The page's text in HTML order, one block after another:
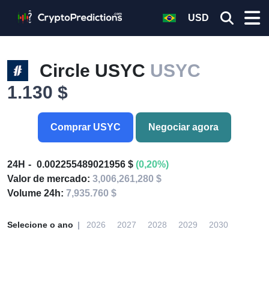
USD
Circle USYC USYC
1.130 $
Comprar USYC Negociar agora
24H 0.002255489021956 $ (0,20%)
Valor de mercado: 3,006,261,280 $
Volume 24h: 7,935.760 $
Selecione o ano 2026 2027 2028 2029 2030